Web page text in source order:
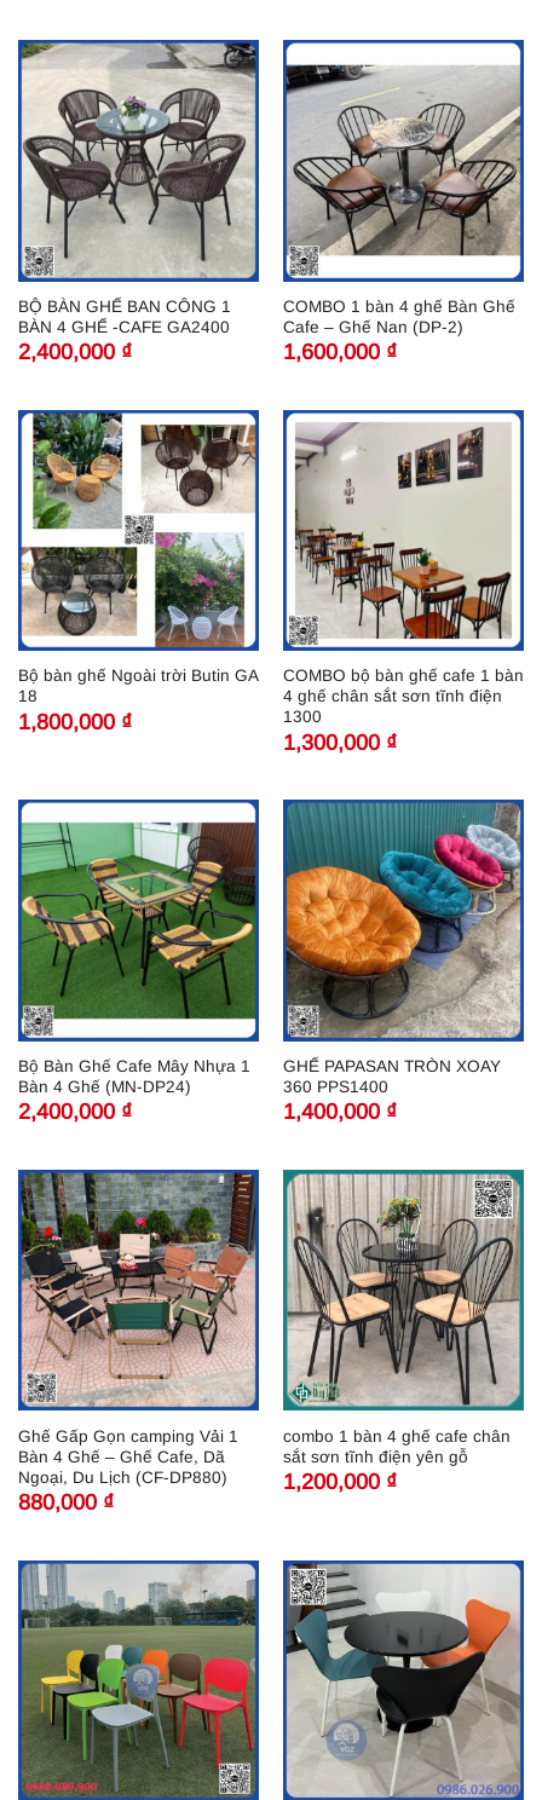
BỘ BÀN GHẾ BAN CÔNG 1
BÀN 4 GHẾ -CAFE GA2400
2,400,000 ₫
COMBO 1 bàn 4 ghế Bàn Ghế
Cafe – Ghế Nan (DP-2)
1,600,000 ₫
Bộ bàn ghế Ngoài trời Butin GA
18
1,800,000 ₫
COMBO bộ bàn ghế cafe 1 bàn
4 ghế chân sắt sơn tĩnh điện
1300
1,300,000 ₫
Bộ Bàn Ghế Cafe Mây Nhựa 1
Bàn 4 Ghế (MN-DP24)
2,400,000 ₫
GHẾ PAPASAN TRÒN XOAY
360 PPS1400
1,400,000 ₫
Ghế Gấp Gọn camping Vải 1
Bàn 4 Ghế – Ghế Cafe, Dã
Ngoại, Du Lịch (CF-DP880)
880,000 ₫
combo 1 bàn 4 ghế cafe chân
sắt sơn tĩnh điện yên gỗ
1,200,000 ₫